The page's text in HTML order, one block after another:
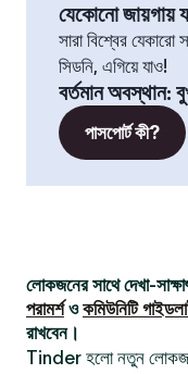
যেকোনো জায়গায়
সারা বিশ্বের যেকারো
সিডনি, এগিয়ে যাও!
বর্তমান অবস্থান:
পাসপোর্ট কী?
লোকজনের সাথে দেখা-
পরামর্শওকমিউনিটি
রাখবেন।
Tinder হলো নতুন